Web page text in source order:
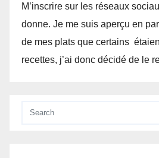
M’inscrire sur les réseaux
donne. Je me suis aperçu en
de mes plats que certains
recettes, j’ai donc décidé de le